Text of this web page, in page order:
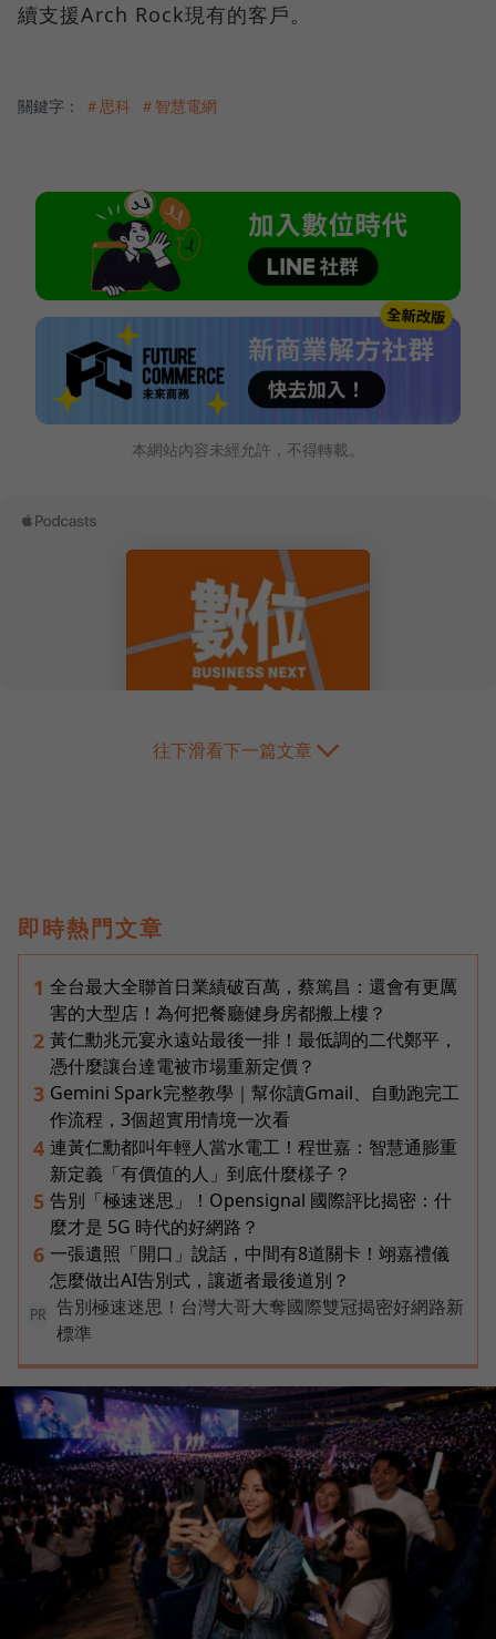
續支援Arch Rock現有的客戶。
關鍵字： ＃思科 ＃智慧電網
本網站內容未經允許，不得轉載。
往下滑看下一篇文章
即時熱門文章
1 全台最大全聯首日業績破百萬，蔡篤昌：還會有更厲
害的大型店！為何把餐廳健身房都搬上樓？
2 黃仁勳兆元宴永遠站最後一排！最低調的二代鄭平，
憑什麼讓台達電被市場重新定價？
3 Gemini Spark完整教學｜幫你讀Gmail、自動跑完工
作流程，3個超實用情境一次看
4 連黃仁勳都叫年輕人當水電工！程世嘉：智慧通膨重
新定義「有價值的人」到底什麼樣子？
5 告別「極速迷思」！Opensignal 國際評比揭密：什
麼才是 5G 時代的好網路？
6 一張遺照「開口」說話，中間有8道關卡！翊嘉禮儀
怎麼做出AI告別式，讓逝者最後道別？
PR
告別極速迷思！台灣大哥大奪國際雙冠揭密好網路新
標準